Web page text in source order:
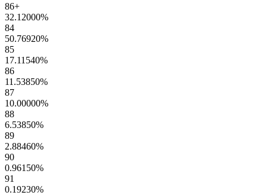
86+
32.12000%
84
50.76920%
85
17.11540%
86
11.53850%
87
10.00000%
88
6.53850%
89
2.88460%
90
0.96150%
91
0.19230%